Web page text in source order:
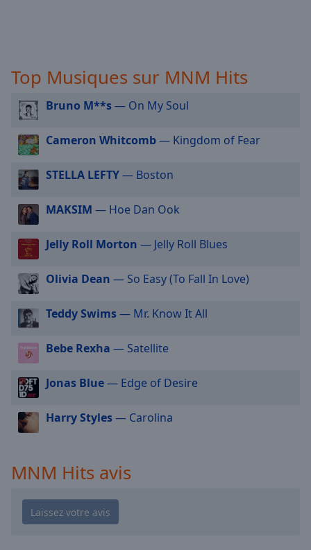
This
window.
Beginning
dialog
window.
Escape
and
close
window.
Text
Color
Opacity
Background
Opacity
Top Musiques sur MNM Hits
Bruno M**s— On My Soul
Cameron Whitcomb— Kingdom of Fear
STELLA LEFTY— Boston
MAKSIM — Hoe Dan Ook
Jelly Roll Morton — Jelly Roll Blues
Olivia Dean — So Easy (To Fall In Love)
Teddy Swims— Mr. Know It All
Bebe Rexha — Satellite
Jonas Blue— Edge of Desire
Harry Styles— Carolina
MNM Hits avis